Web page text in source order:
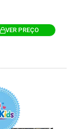
VER PREÇO